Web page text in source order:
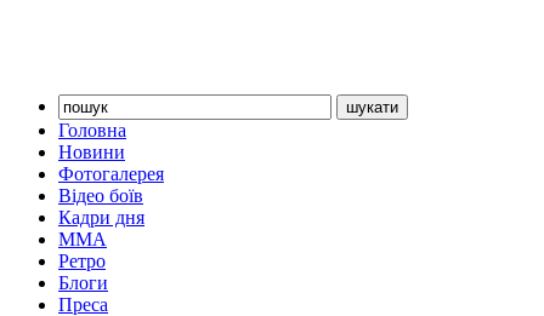
Головна
Новини
Фотогалерея
Відео боїв
Кадри дня
ММА
Ретро
Блоги
Преса